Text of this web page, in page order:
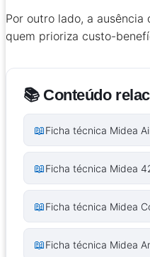
Por outro lado, a ausência
quem prioriza custo-
📚 Conteúdo
📖Ficha técnica Midea
📖Ficha técnica Midea
📖Ficha técnica Midea
📖Ficha técnica Midea